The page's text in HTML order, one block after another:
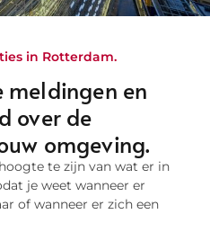
in Rotterdam.
meldingen en
over de
omgeving.
te zijn van wat er in
je weet wanneer er
of wanneer er zich een